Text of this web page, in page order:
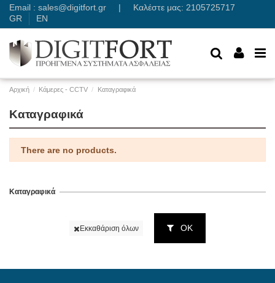
Email : sales@digitfort.gr | Καλέστε μας: 2105725717
GR
EN
Αρχική Κάμερες - CCTV Καταγραφικά
Καταγραφικά
There are no products.
Καταγραφικά
Εκκαθάριση όλων ΟΚ